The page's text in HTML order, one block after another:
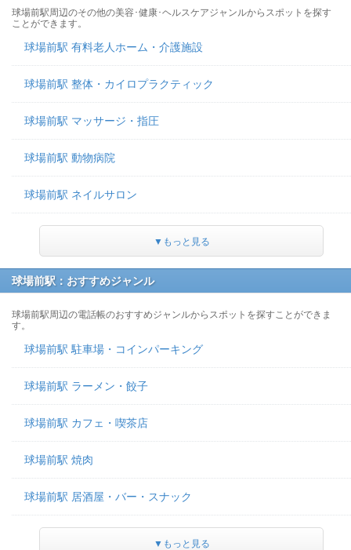
球場前駅周辺のその他の美容･健康･ヘルスケアジャンルからスポットを探す
ことができます。
球場前駅 有料老人ホーム・介護施設
球場前駅 整体・カイロプラクティック
球場前駅 マッサージ・指圧
球場前駅 動物病院
球場前駅 ネイルサロン
▼もっと見る
球場前駅：おすすめジャンル
球場前駅周辺の電話帳のおすすめジャンルからスポットを探すことができま
す。
球場前駅 駐車場・コインパーキング
球場前駅 ラーメン・餃子
球場前駅 カフェ・喫茶店
球場前駅 焼肉
球場前駅 居酒屋・バー・スナック
▼もっと見る